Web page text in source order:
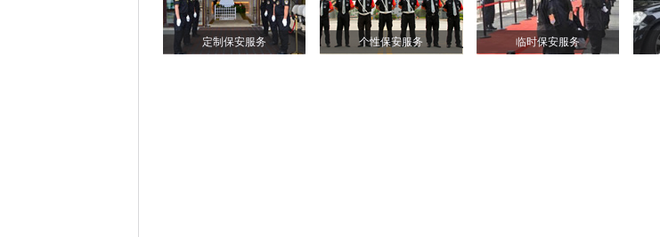
定制保安服务 个性保安服务 临时保安服务